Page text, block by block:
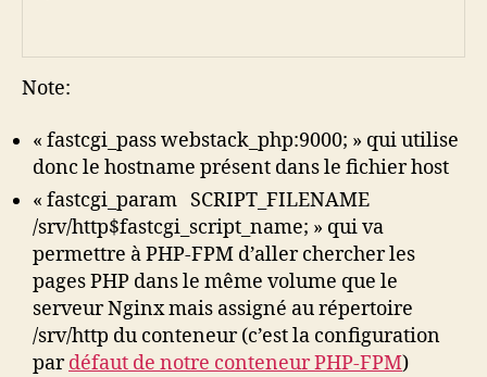
Note:
« fastcgi_pass webstack_php:9000; » qui utilise
donc le hostname présent dans le fichier host
« fastcgi_param SCRIPT_FILENAME
/srv/http$fastcgi_script_name; » qui va
permettre à PHP-FPM d’aller chercher les
pages PHP dans le même volume que le
serveur Nginx mais assigné au répertoire
/srv/http du conteneur (c’est la configuration
pardéfaut de notre conteneur PHP-FPM)